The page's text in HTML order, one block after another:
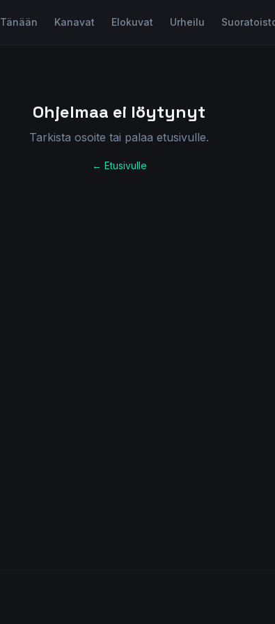
Tänään Kanavat Elokuvat Urheilu
Ohjelmaa ei löytynyt
Tarkista osoite tai palaa etusivulle.
← Etusivulle